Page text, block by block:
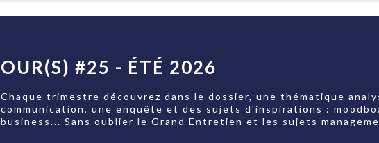
OUR(S) #25 - ÉTÉ 2026
Chaque trimestre découvrez dans le dossier, une thématique
communication, une enquête et des sujets d'inspirations :
business... Sans oublier le Grand Entretien et les sujets